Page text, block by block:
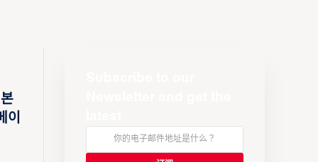
이